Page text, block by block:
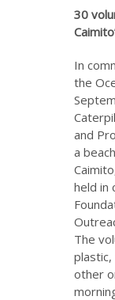
30
In
the
and
a
held in
The
plastic,
other